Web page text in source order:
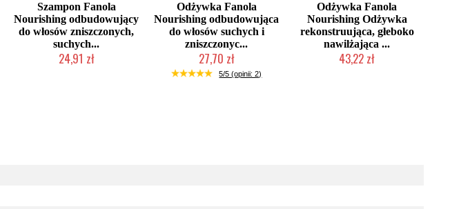
Szampon Fanola
Nourishing odbudowujący
do włosów zniszczonych,
suchych...
24,91 zł
Odżywka Fanola
Nourishing odbudowująca
do włosów suchych i
zniszczonyc...
27,70 zł
Duża ilość (wysyłka w 24h)
5/5 (opinii: 2)
Odżywka Fanola
Nourishing Odżywka
rekonstruująca, głeboko
nawilżająca ...
43,22 zł